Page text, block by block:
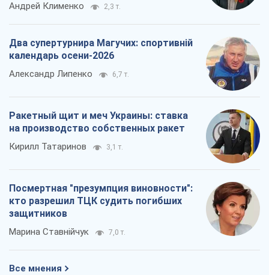
Андрей Клименко 2,3 т.
Два супертурнира Магучих: спортивній
календарь осени-2026
Александр Липенко 6,7 т.
Ракетный щит и меч Украины: ставка
на производство собственных ракет
Кирилл Татаринов 3,1 т.
Посмертная "презумпция виновности":
кто разрешил ТЦК судить погибших
защитников
Марина Ставнійчук 7,0 т.
Все мнения